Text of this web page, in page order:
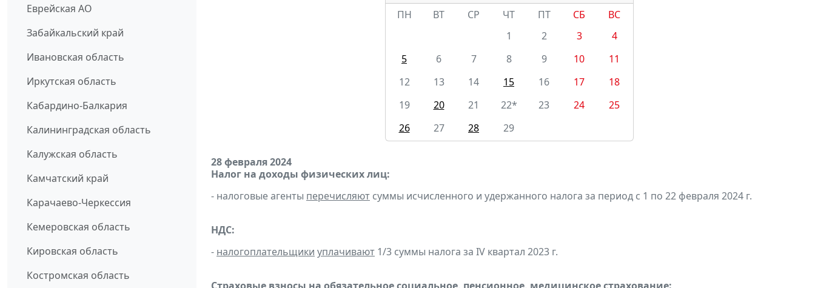
Еврейская АО
Забайкальский край
Ивановская область
Иркутская область
Кабардино-Балкария
Калининградская область
Калужская область
Камчатский край
Карачаево-Черкессия
Кемеровская область
Кировская область
Костромская область
ПН
ВТ СР ЧТ ПТ СБ
ВС
1
2 3
4
5
6 7 8 9 10
11
12
13 14 15 16 17
18
19
20 21 22* 23 24
25
26
27 28 29
28 февраля 2024
Налог на доходы физических лиц:
- налоговые агенты перечисляют суммы исчисленного и удержанного налога за период с 1 по 22 февраля 2024 г.
НДС:
- налогоплательщики уплачивают 1/3 суммы налога за IV квартал 2023 г.
Страховые взносы на обязательное социальное, пенсионное, медицинское страхование: